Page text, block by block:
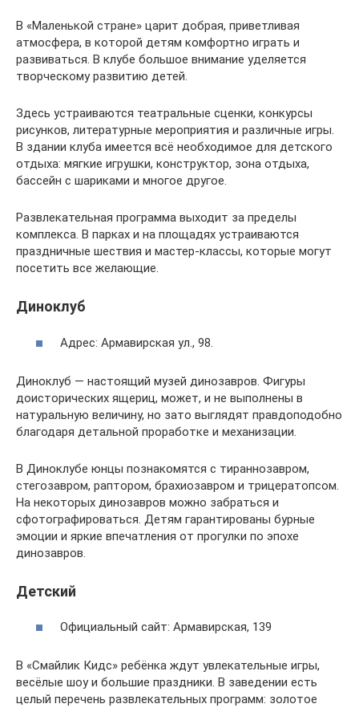
В «Маленькой стране» царит добрая, приветливая
атмосфера, в которой детям комфортно играть и
развиваться. В клубе большое внимание уделяется
творческому развитию детей.
Здесь устраиваются театральные сценки, конкурсы
рисунков, литературные мероприятия и различные игры.
В здании клуба имеется всё необходимое для детского
отдыха: мягкие игрушки, конструктор, зона отдыха,
бассейн с шариками и многое другое.
Развлекательная программа выходит за пределы
комплекса. В парках и на площадях устраиваются
праздничные шествия и мастер-классы, которые могут
посетить все желающие.
Диноклуб
Адрес: Армавирская ул., 98.
Диноклуб — настоящий музей динозавров. Фигуры
доисторических ящериц, может, и не выполнены в
натуральную величину, но зато выглядят правдоподобно
благодаря детальной проработке и механизации.
В Диноклубе юнцы познакомятся с тираннозавром,
стегозавром, раптором, брахиозавром и трицератопсом.
На некоторых динозавров можно забраться и
сфотографироваться. Детям гарантированы бурные
эмоции и яркие впечатления от прогулки по эпохе
динозавров.
Детский
Официальный сайт: Армавирская, 139
В «Смайлик Кидс» ребёнка ждут увлекательные игры,
весёлые шоу и большие праздники. В заведении есть
целый перечень развлекательных программ: золотое